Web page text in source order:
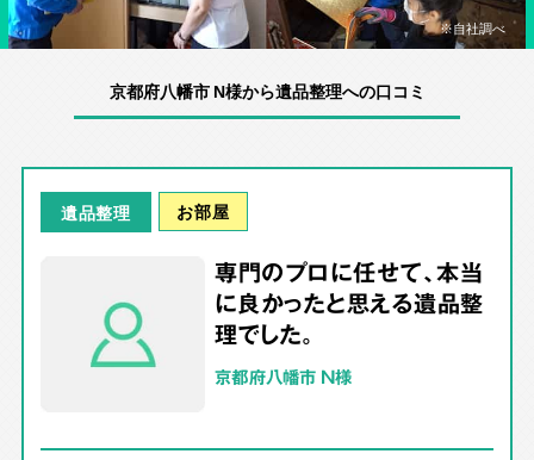
※自社調べ
京都府八幡市 N様から遺品整理への口コミ
遺品整理 お部屋
専門のプロに任せて、本当
に良かったと思える遺品整
理でした。
京都府八幡市 N様